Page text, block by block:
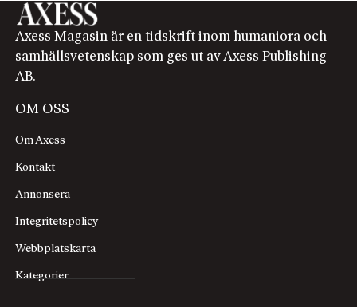
Axess Magasin är en tidskrift inom humaniora och
samhällsvetenskap som ges ut av Axess Publishing
AB.
OM OSS
Om Axess
Kontakt
Annonsera
Integritetspolicy
Webbplatskarta
Kategorier